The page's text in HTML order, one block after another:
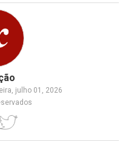
julho 01, 2026